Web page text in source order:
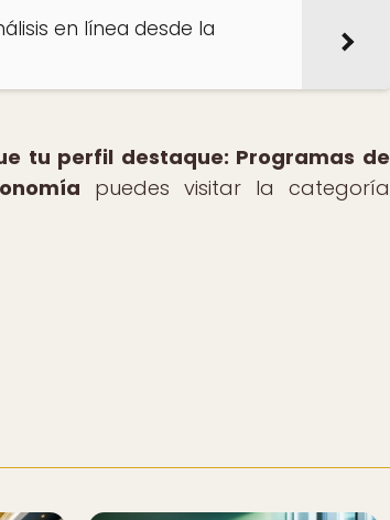
en línea desde la
tu perfil destaque: Programas de
puedes visitar la categoría